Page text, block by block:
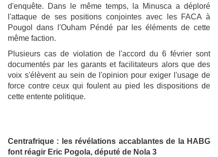
d'enquête. Dans le même temps, la Minusca a déploré
l'attaque de ses positions conjointes avec les FACA à
Pougol dans l'Ouham Péndé par les éléments de cette
même faction.
Plusieurs cas de violation de l'accord du 6 février sont
documentés par les garants et facilitateurs alors que des
voix s'élèvent au sein de l'opinion pour exiger l'usage de
force contre ceux qui foulent au pied les dispositions de
cette entente politique.
Centrafrique : les révélations accablantes de la HABG
font réagir Eric Pogola, député de Nola 3